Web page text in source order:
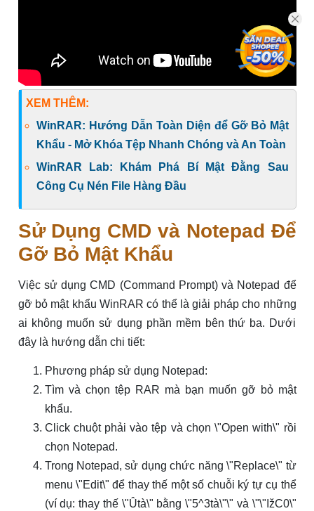
XEM THÊM:
WinRAR: Hướng Dẫn Toàn Diện để Gỡ Bỏ Mật
Khẩu - Mở Khóa Tệp Nhanh Chóng và An Toàn
WinRAR Lab: Khám Phá Bí Mật Đằng Sau
Công Cụ Nén File Hàng Đầu
Sử Dụng CMD và Notepad Để
Gỡ Bỏ Mật Khẩu
Việc sử dụng CMD (Command Prompt) và Notepad để
gỡ bỏ mật khẩu WinRAR có thể là giải pháp cho những
ai không muốn sử dụng phần mềm bên thứ ba. Dưới
đây là hướng dẫn chi tiết:
Phương pháp sử dụng Notepad:
Tìm và chọn tệp RAR mà bạn muốn gỡ bỏ mật
khẩu.
Click chuột phải vào tệp và chọn \"Open with\" rồi
chọn Notepad.
Trong Notepad, sử dụng chức năng \"Replace\" từ
menu \"Edit\" để thay thế một số chuỗi ký tự cụ thể
(ví dụ: thay thế \"Ûtà\" bằng \"5^3tà\"\" và \"\"IžC0\"